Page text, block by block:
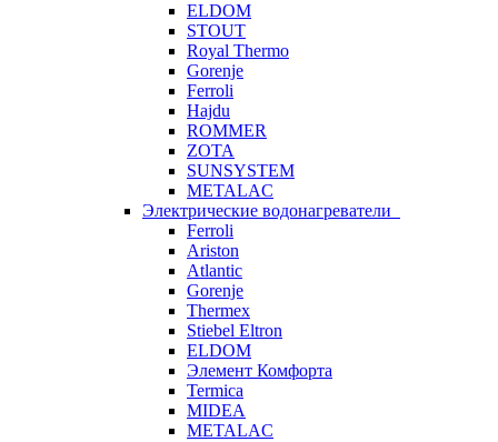
ELDOM
STOUT
Royal Thermo
Gorenje
Ferroli
Hajdu
ROMMER
ZOTA
SUNSYSTEM
METALAC
Электрические водонагреватели
Ferroli
Ariston
Atlantic
Gorenje
Thermex
Stiebel Eltron
ELDOM
Элемент Комфорта
Termica
MIDEA
METALAC